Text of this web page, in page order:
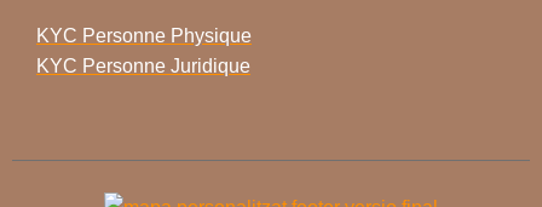
KYC Personne Physique
KYC Personne Juridique